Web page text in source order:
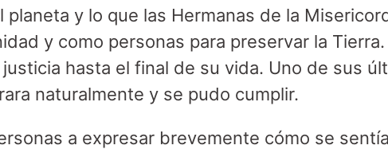
planeta y lo que las Hermanas de la
y como personas para preservar la
hasta el final de su vida. Uno de sus
naturalmente y se pudo cumplir.
a expresar brevemente cómo se